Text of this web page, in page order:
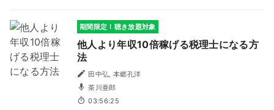
期間限定！聴き放題対象
他人より年収10倍稼げる税理士になる方
法
田中弘, 本郷孔洋
茶川亜郎
03:56:25